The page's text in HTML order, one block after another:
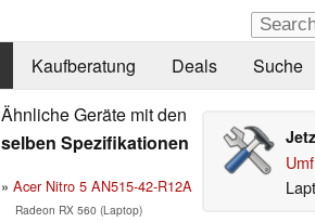
Kaufberatung Deals Suche
Ähnliche Geräte mit den
selben Spezifikationen
Acer Nitro 5 AN515-42-R12A
Radeon RX 560 (Laptop)